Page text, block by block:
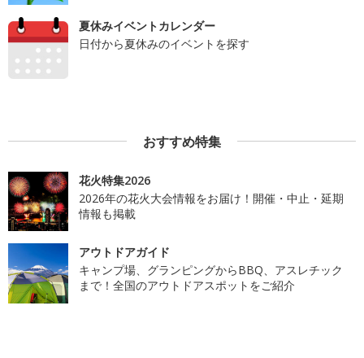
夏休みイベントカレンダー
日付から夏休みのイベントを探す
おすすめ特集
花火特集2026
2026年の花火大会情報をお届け！開催・中止・延期
情報も掲載
アウトドアガイド
キャンプ場、グランピングからBBQ、アスレチック
まで！全国のアウトドアスポットをご紹介